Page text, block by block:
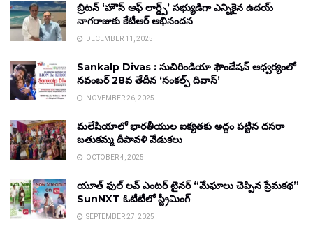
బ్రిటన్ ‘హౌస్ ఆఫ్ లార్డ్స్’ సభ్యుడిగా ఎన్నికైన ఉదయ్
నాగరాజుకు కేటీఆర్ అభినందన
DECEMBER 11, 2025
Sankalp Divas : సుచిరిండియా ఫౌండేషన్ ఆధ్వర్యంలో
నవంబర్ 28వ తేదీన ‘సంకల్ప్ దివాస్’
NOVEMBER 26, 2025
మలేషియాలో భారతీయుల ఐక్యతకు అద్దం పట్టిన దసరా
బతుకమ్మ దీపావళి వేడుకలు
OCTOBER 4, 2025
యూత్ ఫుల్ లవ్ ఎంటర్ టైనర్ “మేఘాలు చెప్పిన ప్రేమకథ”
SunNXT ఓటీటీలో స్ట్రీమింగ్
SEPTEMBER 27, 2025